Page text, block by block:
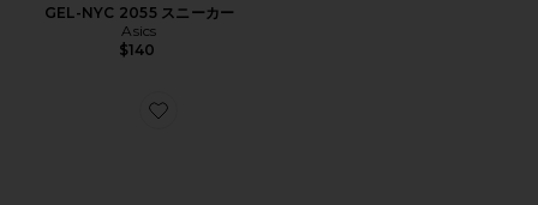
GEL-NYC 2055 スニーカー
Asics
$140
Favorite GEL-NIMBUS 10.1 スニーカー